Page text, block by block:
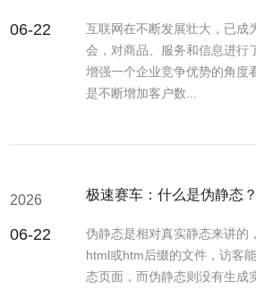
06-22
互联网在不断发展壮大，已成
会，对商品、服务和信息进行
增强一个企业竞争优势的角度
是不断增加客户数...
2026
06-22
极速赛车：什么是伪静态
伪静态是相对真实静态来讲的
html或htm后缀的文件，访客
态页面，而伪静态则没有生成